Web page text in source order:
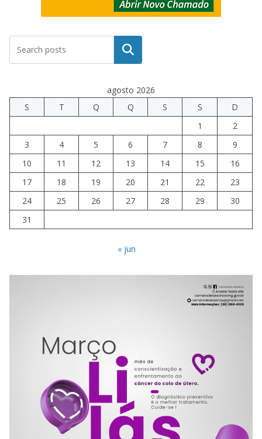
Pesquisar
agosto 2026
S
T Q Q S S
D
1
2
3
4 5 6 7 8
9
10
11 12 13 14 15
16
17
18 19 20 21 22
23
24
25 26 27 28 29
30
31
« jun